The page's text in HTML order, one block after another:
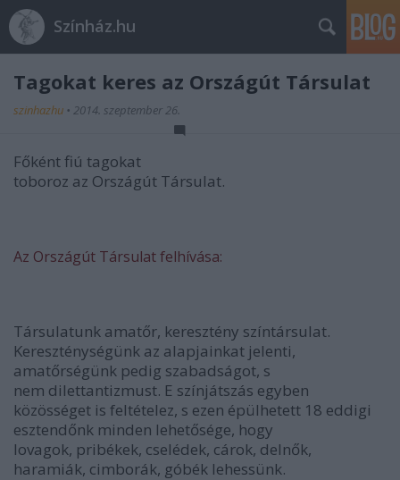
Színház.hu
Tagokat keres az Országút Társulat
szinhazhu • 2014. szeptember 26.
Főként fiú tagokat
toboroz az Országút Társulat.
Az Országút Társulat felhívása:
Társulatunk amatőr, keresztény színtársulat.
Kereszténységünk az alapjainkat jelenti,
amatőrségünk pedig szabadságot, s
nem dilettantizmust. E színjátszás egyben
közösséget is feltételez, s ezen épülhetett 18 eddigi
esztendőnk minden lehetősége, hogy
lovagok, pribékek, cselédek, cárok, delnők,
haramiák, cimborák, góbék lehessünk.